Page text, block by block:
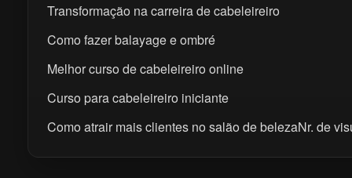
Transformação na carreira de cabeleireiro
Como fazer balayage e ombré
Melhor curso de cabeleireiro online
Curso para cabeleireiro iniciante
Como atrair mais clientes no salão de belezaNr. de